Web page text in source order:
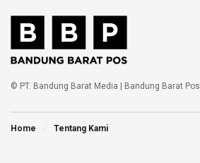
© PT. Bandung Barat Media | Bandung Barat Pos
Home Tentang Kami